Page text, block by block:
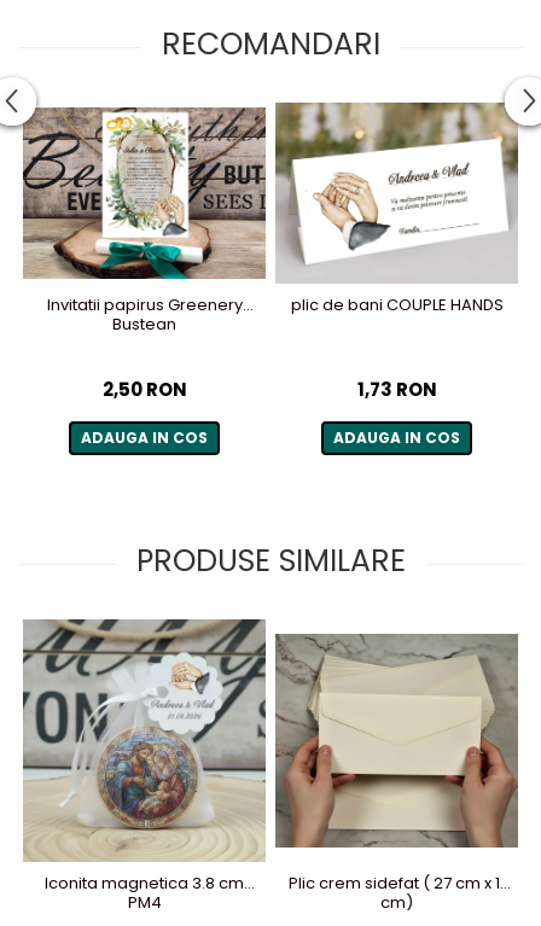
RECOMANDARI
Invitatii papirus Greenery
Bustean
2,50 RON
ADAUGA IN COS
plic de bani COUPLE HANDS
1,73 RON
ADAUGA IN COS
PRODUSE SIMILARE
Iconita magnetica 3.8 cm
PM4
Plic crem sidefat ( 27 cm x 11
cm)